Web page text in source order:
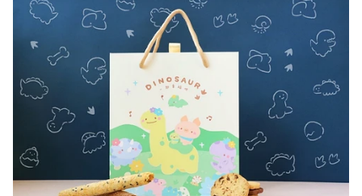
✓2024庇護工場中秋禮盒推薦—閃電包子鋪 玫
瑰花饅頭禮盒
✓2024庇護工場中秋禮盒推薦—勝利廚房 鮮檸
檬蛋糕
✓2024庇護工場中秋禮盒推薦—伊甸基金會 福
至禮盒
✓2024庇護工場中秋禮盒推薦—糕菲 仲秋九宮
饗宴